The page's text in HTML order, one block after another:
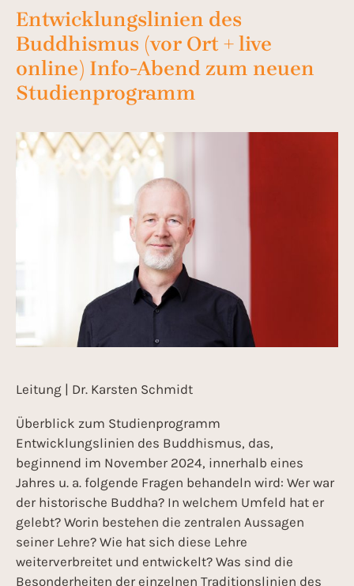
Entwicklungslinien des
Buddhismus (vor Ort + live
online) Info-Abend zum neuen
Studienprogramm
Leitung | Dr. Karsten Schmidt
Überblick zum Studienprogramm
Entwicklungslinien des Buddhismus, das,
beginnend im November 2024, innerhalb eines
Jahres u. a. folgende Fragen behandeln wird: Wer war
der historische Buddha? In welchem Umfeld hat er
gelebt? Worin bestehen die zentralen Aussagen
seiner Lehre? Wie hat sich diese Lehre
weiterverbreitet und entwickelt? Was sind die
Besonderheiten der einzelnen Traditionslinien des